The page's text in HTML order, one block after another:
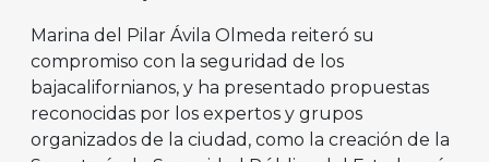
Marina del Pilar Ávila Olmeda reiteró su
compromiso con la seguridad de los
bajacalifornianos, y ha presentado propuestas
reconocidas por los expertos y grupos
organizados de la ciudad, como la creación de la